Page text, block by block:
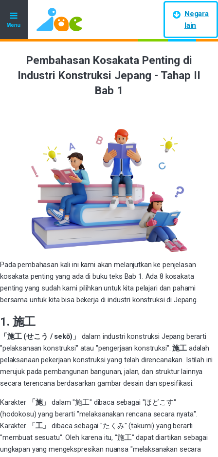
Negara
lain
Pembahasan Kosakata Penting di
Industri Konstruksi Jepang - Tahap II
Bab 1
Pada pembahasan kali ini kami akan melanjutkan ke penjelasan
kosakata penting yang ada di buku teks Bab 1. Ada 8 kosakata
penting yang sudah kami pilihkan untuk kita pelajari dan pahami
bersama untuk kita bisa bekerja di industri konstruksi di Jepang.
1. 施工
「施工 (せこう / sekō)」
dalam industri konstruksi Jepang berarti
"pelaksanaan konstruksi" atau "pengerjaan konstruksi".施工 adalah
pelaksanaan pekerjaan konstruksi yang telah direncanakan. Istilah ini
merujuk pada pembangunan bangunan, jalan, dan struktur lainnya
secara terencana berdasarkan gambar desain dan spesifikasi.
Karakter 「施」 dalam "施工" dibaca sebagai "ほどこす"
(hodokosu) yang berarti "melaksanakan rencana secara nyata".
Karakter
「工」 dibaca sebagai"たくみ" (takumi) yang berarti
"membuat sesuatu". Oleh karena itu, "施工" dapat diartikan sebagai
ungkapan yang mengekspresikan nuansa "melaksanakan secara